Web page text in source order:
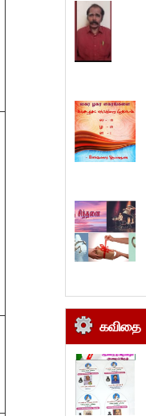
கவிதை